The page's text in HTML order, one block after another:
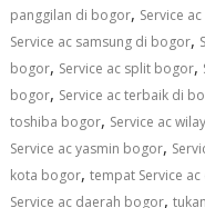
panggilan di bogor, Service
Service ac samsung di bogor,
bogor, Service ac split bogor,
bogor, Service ac terbaik di
toshiba bogor, Service ac
Service ac yasmin bogor,
kota bogor,tempat Service
Service ac daerah bogor,